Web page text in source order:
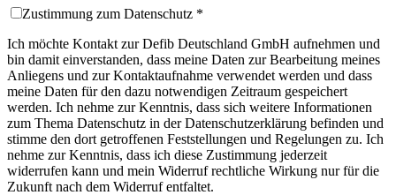
Zustimmung zum Datenschutz *
Ich möchte Kontakt zur Defib Deutschland GmbH aufnehmen und
bin damit einverstanden, dass meine Daten zur Bearbeitung meines
Anliegens und zur Kontaktaufnahme verwendet werden und dass
meine Daten für den dazu notwendigen Zeitraum gespeichert
werden. Ich nehme zur Kenntnis, dass sich weitere Informationen
zum Thema Datenschutz in der Datenschutzerklärung befinden und
stimme den dort getroffenen Feststellungen und Regelungen zu. Ich
nehme zur Kenntnis, dass ich diese Zustimmung jederzeit
widerrufen kann und mein Widerruf rechtliche Wirkung nur für die
Zukunft nach dem Widerruf entfaltet.